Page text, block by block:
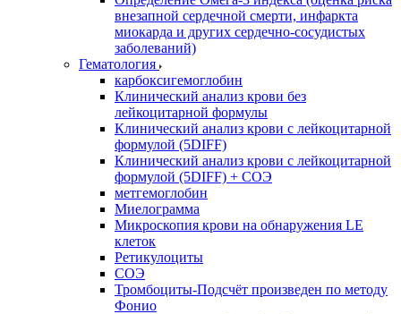
внезапной сердечной смерти, инфаркта
миокарда и других сердечно-сосудистых
заболеваний)
Гематология
карбоксигемоглобин
Клинический анализ крови без
лейкоцитарной формулы
Клинический анализ крови с лейкоцитарной
формулой (5DIFF)
Клинический анализ крови с лейкоцитарной
формулой (5DIFF) + СОЭ
метгемоглобин
Миелограмма
Микроскопия крови на обнаружения LE
клеток
Ретикулоциты
СОЭ
Тромбоциты-Подсчёт произведен по методу
Фонио